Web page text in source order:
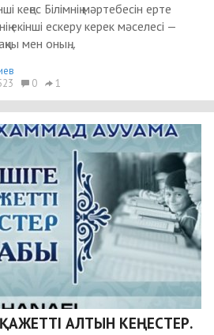
Білімнің мәртебесін ерте
екінші ескеру керек мәселесі —
мен оның...
0 1
ҚАЖЕТТІ АЛТЫН КЕҢЕСТЕР.